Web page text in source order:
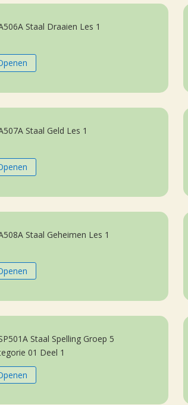
Staal Draaien Les 1
Staal Geld Les 1
Staal Geheimen Les 1
Staal Spelling Groep 5
01 Deel 1